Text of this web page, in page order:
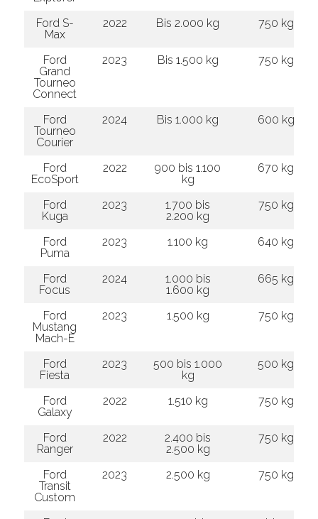
Ford S-
Max
2022 Bis 2.000 kg 750 kg
Ford
Grand
Tourneo
Connect
2023 Bis 1.500 kg 750 kg
Ford
Tourneo
Courier
2024 Bis 1.000 kg 600 kg
Ford
EcoSport
2022
900 bis 1.100
kg
670 kg
Ford
Kuga
2023
1.700 bis
2.200 kg
750 kg
Ford
Puma
2023 1.100 kg 640 kg
Ford
Focus
2024
1.000 bis
1.600 kg
665 kg
Ford
Mustang
Mach-E
2023 1.500 kg 750 kg
Ford
Fiesta
2023
500 bis 1.000
kg
500 kg
Ford
Galaxy
2022 1.510 kg 750 kg
Ford
Ranger
2022
2.400 bis
2.500 kg
750 kg
Ford
Transit
Custom
2023 2.500 kg 750 kg